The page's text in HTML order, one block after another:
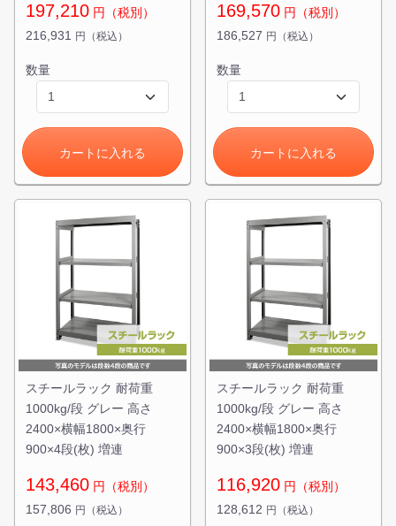
197,210 円（税別）
216,931
円（税込）
数量
カートに入れる
169,570 円（税別）
186,527 円（税込）
数量
カートに入れる
スチールラック 耐荷重
1000kg/段 グレー 高さ
2400×横幅1800×奥行
900×4段(枚) 増連
143,460 円（税別）
157,806 円（税込）
スチールラック 耐荷重
1000kg/段 グレー 高さ
2400×横幅1800×奥行
900×3段(枚) 増連
116,920 円（税別）
128,612 円（税込）